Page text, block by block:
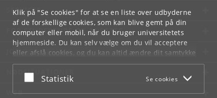
Klik på "Se cookies" for at se en liste over udbyderne
af de forskellige cookies, som kan blive gemt på din
computer eller mobil, når du bruger universitetets
hjemmeside. Du kan selv vælge om du vil acceptere
eller afslå cookies, og du kan altid ændre dit samtykke
underCookie- og privatlivspolitiksom du finder i
bunden af hver side.
Acceptér eller afslå
Statistik Se cookies
SERVICES
FOR STUDERENDE OG ANSATTE
JOB OG KARRIERE
NØDSITUATIONER
WEB